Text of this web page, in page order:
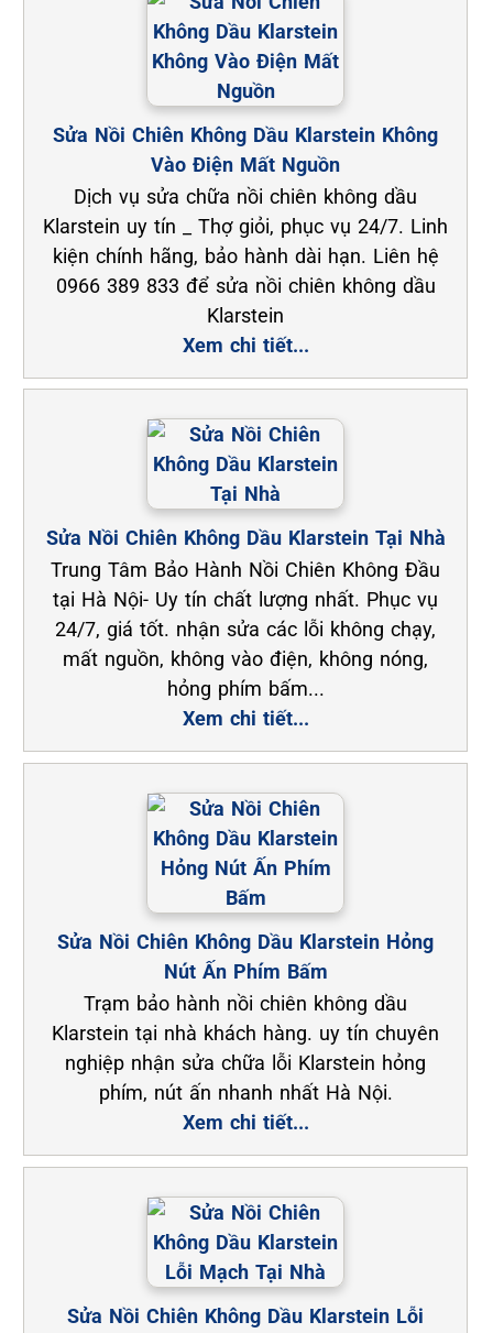
Sửa Nồi Chiên Không Dầu Klarstein Không
Vào Điện Mất Nguồn
Dịch vụ sửa chữa nồi chiên không dầu
Klarstein uy tín _ Thợ giỏi, phục vụ 24/7. Linh
kiện chính hãng, bảo hành dài hạn. Liên hệ
0966 389 833 để sửa nồi chiên không dầu
Klarstein
Xem chi tiết...
Sửa Nồi Chiên Không Dầu Klarstein Tại Nhà
Trung Tâm Bảo Hành Nồi Chiên Không Đầu
tại Hà Nội- Uy tín chất lượng nhất. Phục vụ
24/7, giá tốt. nhận sửa các lỗi không chạy,
mất nguồn, không vào điện, không nóng,
hỏng phím bấm...
Xem chi tiết...
Sửa Nồi Chiên Không Dầu Klarstein Hỏng
Nút Ấn Phím Bấm
Trạm bảo hành nồi chiên không dầu
Klarstein tại nhà khách hàng. uy tín chuyên
nghiệp nhận sửa chữa lỗi Klarstein hỏng
phím, nút ấn nhanh nhất Hà Nội.
Xem chi tiết...
Sửa Nồi Chiên Không Dầu Klarstein Lỗi